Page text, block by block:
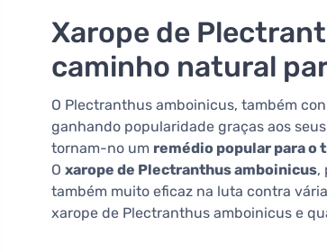
Xarope de
caminho natural
O Plectranthus amboinicus, também
ganhando popularidade graças aos
tornam-no um remédio popular para
O xarope de Plectranthus amboinicus,
também muito eficaz na luta contra
xarope de Plectranthus amboinicus e